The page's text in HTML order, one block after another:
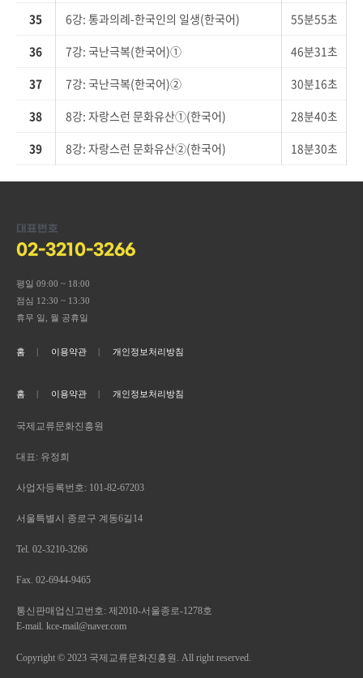
35
6강: 통과의례-한국인의 일생(한국어)
55분55초
36
7강: 국난극복(한국어)①
46분31초
37
7강: 국난극복(한국어)②
30분16초
38
8강: 자랑스런 문화유산①(한국어)
28분40초
39
8강: 자랑스런 문화유산②(한국어) 18분30초
대표번호
02-3210-3266
평일 09:00 ~ 18:00
점심 12:30 ~ 13:30
휴무 일, 월 공휴일
홈 이용약관 개인정보처리방침
홈 이용약관 개인정보처리방침
국제교류문화진흥원
대표: 유정희
사업자등록번호: 101-82-67203
서울특별시 종로구 계동6길14
Tel. 02-3210-3266
Fax. 02-6944-9465
통신판매업신고번호: 제2010-서울종로-1278호
E-mail. kce-mail@naver.com
Copyright © 2023 국제교류문화진흥원. All right reserved.